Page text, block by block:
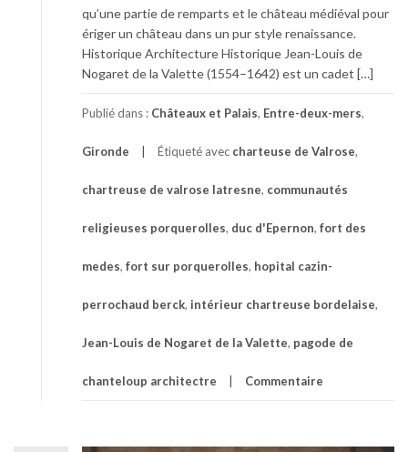
qu’une partie de remparts et le château médiéval pour
ériger un château dans un pur style renaissance.
Historique Architecture Historique Jean-Louis de
Nogaret de la Valette (1554–1642) est un cadet […]
Publié dans : Châteaux et Palais, Entre-deux-mers,
Gironde Étiqueté avec charteuse de Valrose,
chartreuse de valrose latresne, communautés
religieuses porquerolles, duc d'Epernon, fort des
medes, fort sur porquerolles, hopital cazin-
perrochaud berck, intérieur chartreuse bordelaise,
Jean-Louis de Nogaret de la Valette, pagode de
chanteloup architectre Commentaire